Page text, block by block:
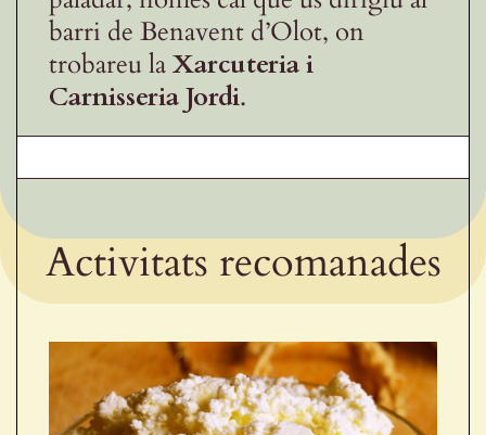
barri de Benavent d’Olot, on
trobareu laXarcuteria i
Carnisseria Jordi.
Activitats recomanades